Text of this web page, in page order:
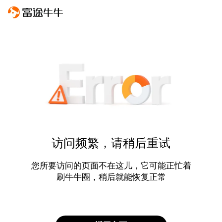
访问频繁，请稍后重试
您所要访问的页面不在这儿，它可能正忙着
刷牛牛圈，稍后就能恢复正常